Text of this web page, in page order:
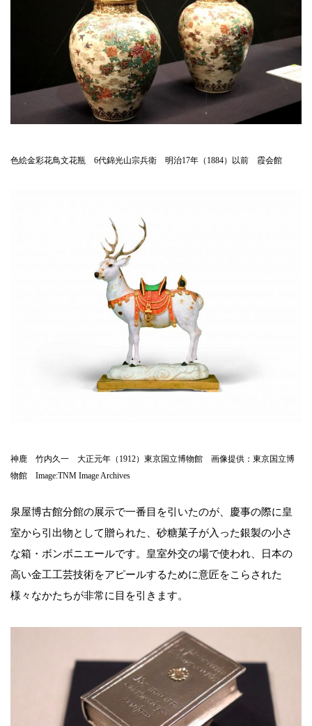
色絵金彩花鳥文花瓶 6代錦光山宗兵衛 明治17年（1884）以前 霞会館
神鹿 竹内久一 大正元年（1912）東京国立博物館 画像提供：東京国立博
物館 Image:TNM Image Archives
泉屋博古館分館の展示で一番目を引いたのが、慶事の際に皇
室から引出物として贈られた、砂糖菓子が入った銀製の小さ
な箱・ボンボニエールです。皇室外交の場で使われ、日本の
高い金工工芸技術をアピールするために意匠をこらされた
様々なかたちが非常に目を引きます。